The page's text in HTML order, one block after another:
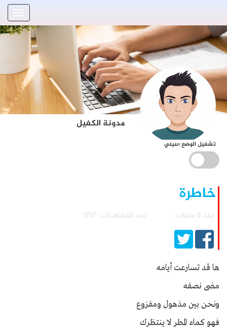
مدونة الكفيل
تشغيل الوضع الليلي
خاطرة
منذ 6 سنوات عدد المشاهدات : 1757
ها قد تسارعت أيامه
مضى نصفه
ونحن بين مذهول ومفزوع
فهو كماء المطر لا ينتظرك